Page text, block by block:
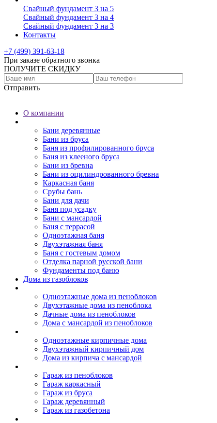
Свайный фундамент 3 на 5
Свайный фундамент 3 на 4
Свайный фундамент 3 на 3
Контакты
+7 (499) 391-63-18
При заказе обратного звонка
ПОЛУЧИТЕ СКИДКУ
Отправить
О компании
Бани деревянные
Бани из бруса
Баня из профилированного бруса
Баня из клееного бруса
Бани из бревна
Бани из оцилиндрованного бревна
Каркасная баня
Срубы бань
Бани для дачи
Баня под усадку
Бани с мансардой
Баня с террасой
Одноэтажная баня
Двухэтажная баня
Баня с гостевым домом
Отделка парной русской бани
Фундаменты под баню
Дома из газоблоков
Одноэтажные дома из пеноблоков
Двухэтажные дома из пеноблока
Дачные дома из пеноблоков
Дома с мансардой из пеноблоков
Одноэтажные кирпичные дома
Двухэтажный кирпичный дом
Дома из кирпича с мансардой
Гараж из пеноблоков
Гараж каркасный
Гараж из бруса
Гараж деревянный
Гараж из газобетона